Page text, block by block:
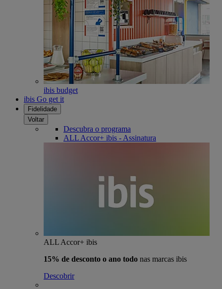
ibis budget
ibis Go get it
Fidelidade
Voltar
Descubra o programa
ALL Accor+ ibis - Assinatura
ALL Accor+ ibis
15% de desconto o ano todo nas marcas ibis
Descobrir